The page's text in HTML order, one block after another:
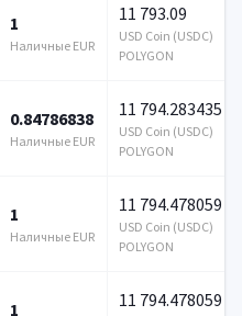
1
Наличные EUR
11 793.09
USD Coin (USDC)
POLYGON
0.84786838
Наличные EUR
11 794.283435
USD Coin (USDC)
POLYGON
1
Наличные EUR
11 794.478059
USD Coin (USDC)
POLYGON
1 11 794.478059